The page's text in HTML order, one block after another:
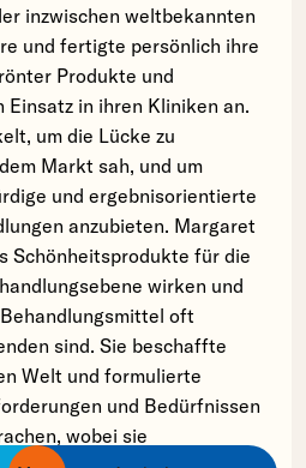
inzwischen weltbekannten
und fertigte persönlich ihre
Produkte und
Einsatz in ihren Kliniken an.
um die Lücke zu
Markt sah, und um
und ergebnisorientierte
anzubieten. Margaret
Schönheitsprodukte für die
wirken und
oft
sind. Sie beschaffte
Welt und formulierte
und Bedürfnissen
wobei sie